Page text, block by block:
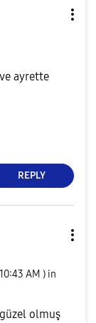
ayrette
REPLY
10:43 AM ) in
olmuş